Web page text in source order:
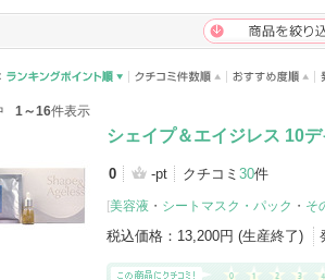
1～16件表示
シェイプ＆エイジレス 10
0 -pt クチコミ 30件
[美容液 ・ シートマスク・パック ・ そ
税込価格： 13,200円 (生産終了)